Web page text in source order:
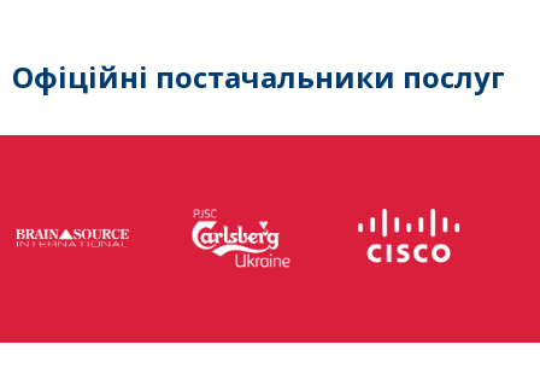
Офіційні постачальники послуг